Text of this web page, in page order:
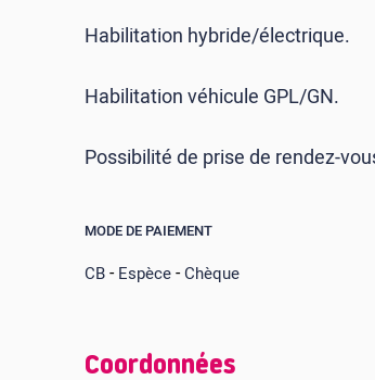
Habilitation hybride/électrique.
Habilitation véhicule GPL/GN.
Possibilité de prise de rendez-
MODE DE PAIEMENT
CB-Espèce-Chèque
Coordonnées